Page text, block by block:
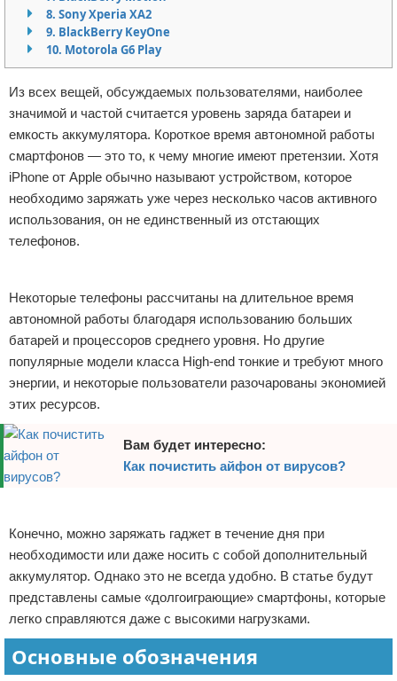
Программное обеспечение
Для автомобиля
Разное
Отказ от ответственности
8. Sony Xperia XA2
9. BlackBerry KeyOne
10. Motorola G6 Play
Из всех вещей, обсуждаемых пользователями, наиболее
значимой и частой считается уровень заряда батареи и
емкость аккумулятора. Короткое время автономной работы
смартфонов — это то, к чему многие имеют претензии. Хотя
iPhone от Apple обычно называют устройством, которое
необходимо заряжать уже через несколько часов активного
использования, он не единственный из отстающих
телефонов.
Некоторые телефоны рассчитаны на длительное время
автономной работы благодаря использованию больших
батарей и процессоров среднего уровня. Но другие
популярные модели класса High-end тонкие и требуют много
энергии, и некоторые пользователи разочарованы экономией
этих ресурсов.
Вам будет интересно:
Как почистить айфон от вирусов?
Конечно, можно заряжать гаджет в течение дня при
необходимости или даже носить с собой дополнительный
аккумулятор. Однако это не всегда удобно. В статье будут
представлены самые «долгоиграющие» смартфоны, которые
легко справляются даже с высокими нагрузками.
Основные обозначения